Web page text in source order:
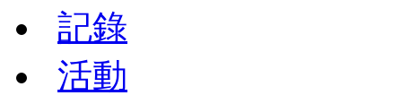
記錄
活動